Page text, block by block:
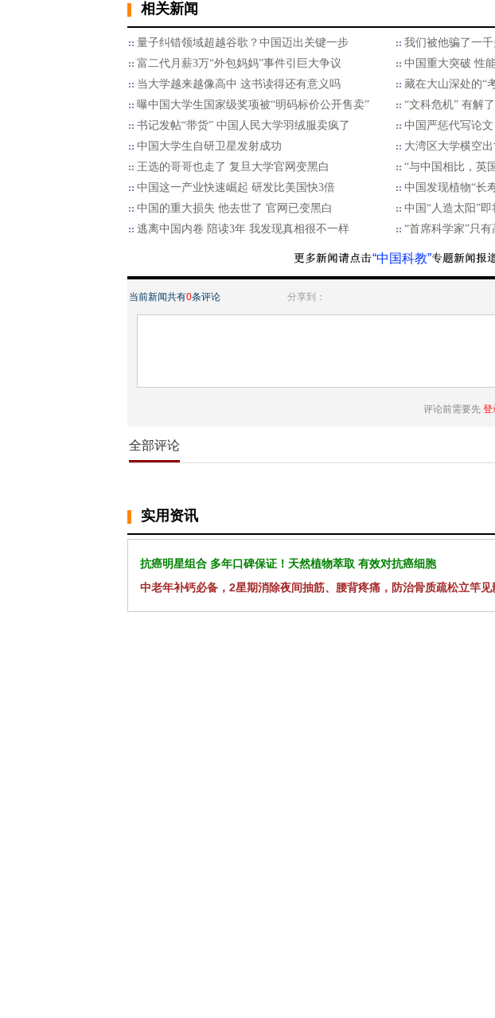
相关新闻
量子纠错领域超越谷歌？中国迈出关键一步
我们被他骗了一
富二代月薪3万“外包妈妈”事件引巨大争议
中国重大突破 性
当大学越来越像高中 这书读得还有意义吗
藏在大山深处的“
曝中国大学生国家级奖项被“明码标价公开售卖”
“文科危机” 有解
书记发帖“带货” 中国人民大学羽绒服卖疯了
中国严惩代写论文
中国大学生自研卫星发射成功
大湾区大学横空
王选的哥哥也走了 复旦大学官网变黑白
“与中国相比，英
中国这一产业快速崛起 研发比美国快3倍
中国发现植物“长
中国的重大损失 他去世了 官网已变黑白
中国“人造太阳”即
逃离中国内卷 陪读3年 我发现真相很不一样
“首席科学家”只
“中国科教”
当前新闻共有0条评论 分享到：
评论前需要先 登
全部评论
实用资讯
抗癌明星组合 多年口碑保证！天然植物萃取 有效对抗癌细胞
中老年补钙必备，2星期消除夜间抽筋、腰背疼痛，防治骨质疏松立竿见